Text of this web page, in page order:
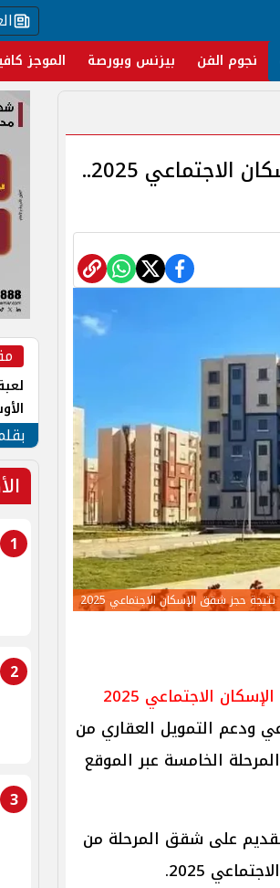
نجوم الفن بيزنس وبورصة الموجز
طريقة الاستعلام عن نتيجة حجز شقق الإسكان الاجتماعي 2025..
نتيجة حجز شقق الإسكان الاجتماعي 2025
الاجتماعي 2025
ودعم التمويل العقاري من
الخامسة عبر الموقع
على شقق المرحلة من
2025.
1
2
3